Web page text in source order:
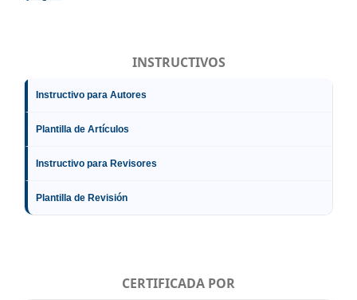
INSTRUCTIVOS
Instructivo para Autores
Plantilla de Artículos
Instructivo para Revisores
Plantilla de Revisión
CERTIFICADA POR